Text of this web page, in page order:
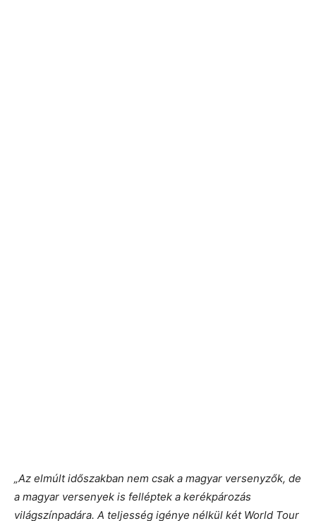
„Az elmúlt időszakban nem csak a magyar versenyzők, de
a magyar versenyek is felléptek a kerékpározás
világszínpadára. A teljesség igénye nélkül két World Tour